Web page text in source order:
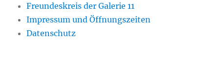
Freundeskreis der Galerie 11
Impressum und Öffnungszeiten
Datenschutz